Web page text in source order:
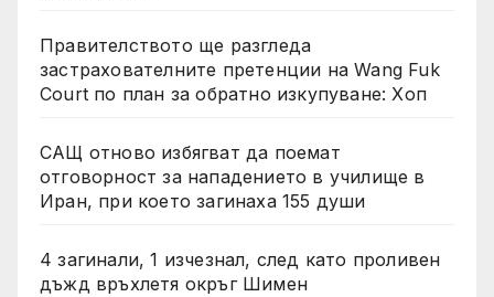
Правителството ще разгледа
застрахователните претенции на Wang Fuk
Court по план за обратно изкупуване: Хоп
САЩ отново избягват да поемат
отговорност за нападението в училище в
Иран, при което загинаха 155 души
4 загинали, 1 изчезнал, след като проливен
дъжд връхлетя окръг Шимен